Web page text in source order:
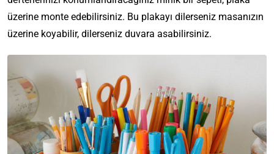
üzerine monte edebilirsiniz. Bu plakayı dilerseniz masanızın
üzerine koyabilir, dilerseniz duvara asabilirsiniz.